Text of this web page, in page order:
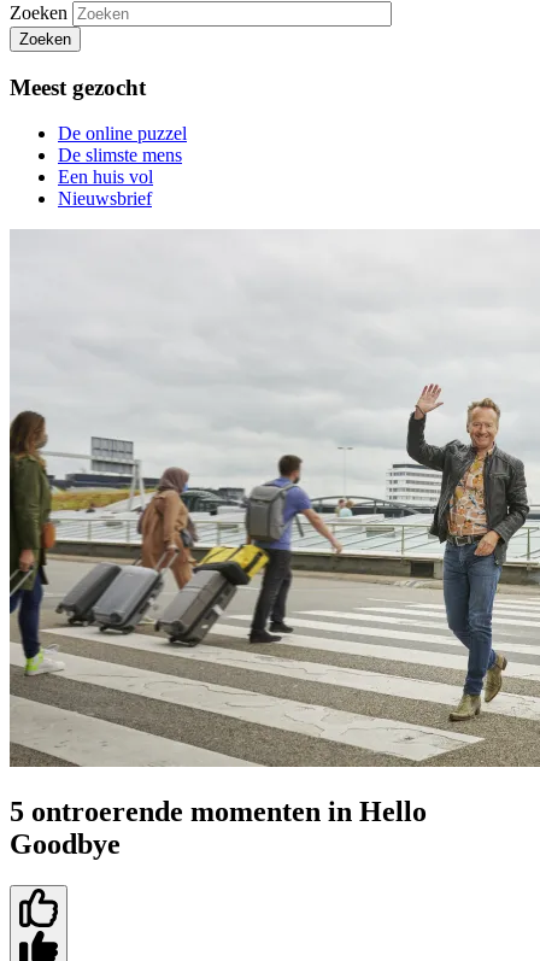
Zoeken
Zoeken
Meest gezocht
De online puzzel
De slimste mens
Een huis vol
Nieuwsbrief
5 ontroerende momenten in Hello
Goodbye